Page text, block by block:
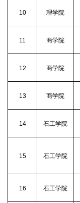
10 理学院
11 商学院
12 商学院
13 商学院
14 石工学院
15 石工学院
16 石工学院